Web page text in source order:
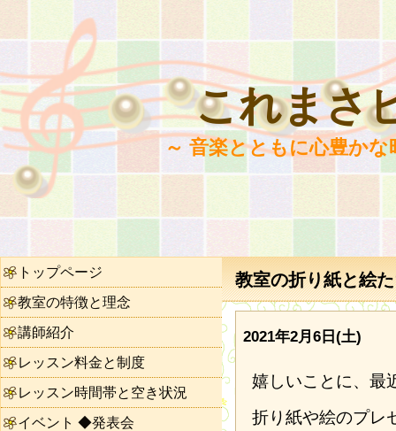
これまさ
～ 音楽とともに心豊か
教室の折り紙と絵
2021年2月6日(土)
嬉しいことに、最
折り紙や絵のプレ
トップページ
教室の特徴と理念
講師紹介
レッスン料金と制度
レッスン時間帯と空き状況
イベント ◆発表会